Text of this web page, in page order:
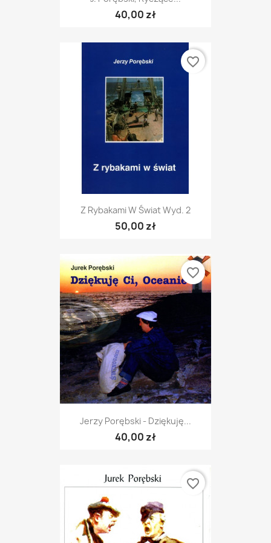
40,00 zł
Z Rybakami W Świat Wyd. 2
50,00 zł
favorite_border
Jerzy Porębski - Dziękuję...
40,00 zł
favorite_border
favorite_border